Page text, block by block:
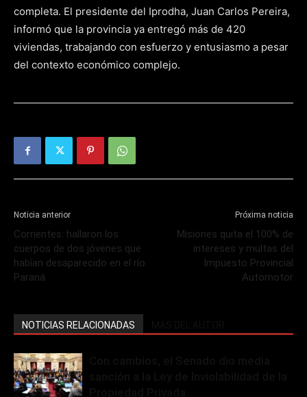
completa. El presidente del Iprodha, Juan Carlos Pereira,
informó que la provincia ya entregó más de 420
viviendas, trabajando con esfuerzo y entusiasmo a pesar
del contexto económico complejo.
Noticia anterior
Corrientes: hallaron los
cuerpos de dos jóvenes que
habían desaparecido en el río
Paraná
Próxima noticia
Misiones quita el 100% de
intereses y multas del
Impuesto Provincial
Automotor
NOTICIAS RELACIONADAS